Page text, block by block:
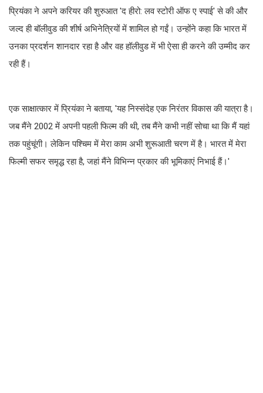
प्रियंका ने अपने करियर की शुरुआत 'द हीरो: लव स्टोरी ऑफ ए स्पाई' से की और
जल्द ही बॉलीवुड की शीर्ष अभिनेत्रियों में शामिल हो गईं। उन्होंने कहा कि भारत में
उनका प्रदर्शन शानदार रहा है और वह हॉलीवुड में भी ऐसा ही करने की उम्मीद कर
रही हैं।
एक साक्षात्कार में प्रियंका ने बताया, 'यह निस्संदेह एक निरंतर विकास की यात्रा है।
जब मैंने 2002 में अपनी पहली फिल्म की थी, तब मैंने कभी नहीं सोचा था कि मैं यहां
तक पहुंचूंगी। लेकिन पश्चिम में मेरा काम अभी शुरूआती चरण में है। भारत में मेरा
फिल्मी सफर समृद्ध रहा है, जहां मैंने विभिन्न प्रकार की भूमिकाएं निभाई हैं।'